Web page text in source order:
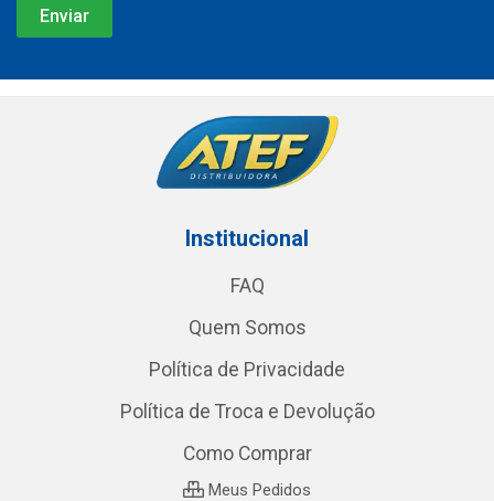
Institucional
FAQ
Quem Somos
Política de Privacidade
Política de Troca e Devolução
Como Comprar
Meus Pedidos